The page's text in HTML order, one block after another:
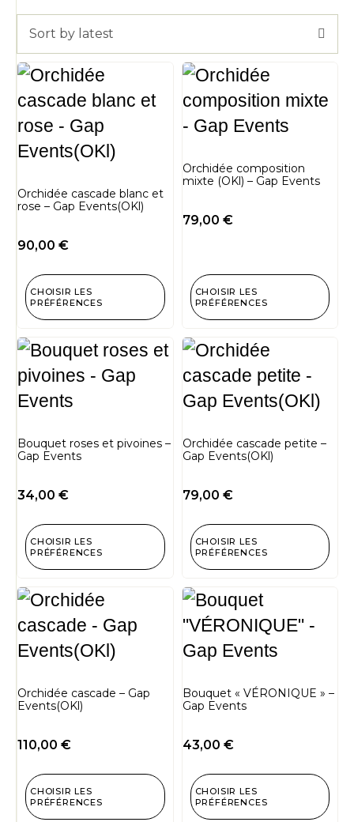
Sort by latest
Orchidée cascade blanc et
rose – Gap Events(OKl)
90,00 €
CHOISIR LES
PRÉFÉRENCES
Orchidée composition
mixte (OKl) – Gap Events
79,00 €
CHOISIR LES
PRÉFÉRENCES
Bouquet roses et pivoines –
Gap Events
34,00 €
CHOISIR LES
PRÉFÉRENCES
Orchidée cascade petite –
Gap Events(OKl)
79,00 €
CHOISIR LES
PRÉFÉRENCES
Orchidée cascade – Gap
Events(OKl)
110,00 €
CHOISIR LES
PRÉFÉRENCES
Bouquet « VÉRONIQUE » –
Gap Events
43,00 €
CHOISIR LES
PRÉFÉRENCES